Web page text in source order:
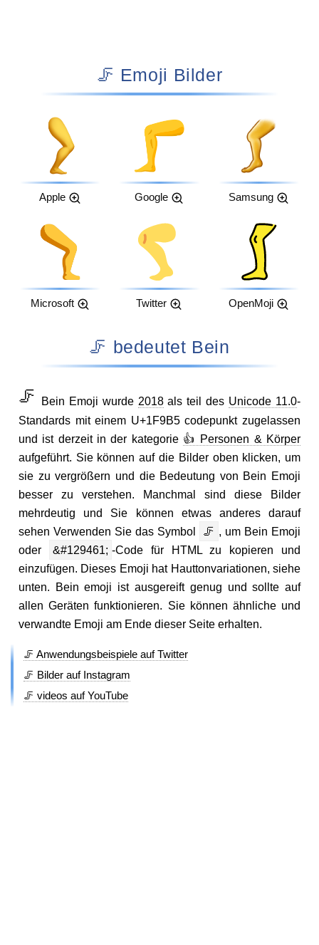
🦵 Emoji Bilder
Apple Google Samsung
Microsoft Twitter OpenMoji
🦵 bedeutet Bein
🦵 Bein Emoji wurde 2018als teil des Unicode 11.0-
Standards mit einem U+1F9B5 codepunkt zugelassen
und ist derzeit in der kategorie 👍 Personen & Körper
aufgeführt. Sie können auf die Bilder oben klicken, um
sie zu vergrößern und die Bedeutung von Bein Emoji
besser zu verstehen. Manchmal sind diese Bilder
mehrdeutig und Sie können etwas anderes darauf
sehen Verwenden Sie das Symbol
🦵 , um Bein Emoji
oder
&#129461; -Code für HTML zu kopieren und
einzufügen. Dieses Emoji hat Hauttonvariationen, siehe
unten. Bein emoji ist ausgereift genug und sollte auf
allen Geräten funktionieren. Sie können ähnliche und
verwandte Emoji am Ende dieser Seite erhalten.
🦵 Anwendungsbeispiele auf Twitter
🦵 Bilder auf Instagram
🦵 videos auf YouTube